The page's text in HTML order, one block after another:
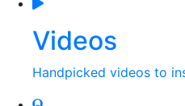
Videos
Handpicked videos to